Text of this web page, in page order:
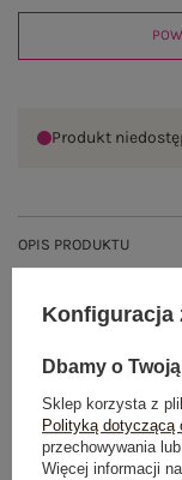
Produkt
OPIS PRODUKTU
OPINIE O PRODUKCIE (2)
WYSYŁKA I DOSTAWA
ZWROTY I REKLAMACJE
Konfiguracja
Dbamy o
Sklep korzysta z
Polityką dotyczącą
przechowywania
Więcej informacji